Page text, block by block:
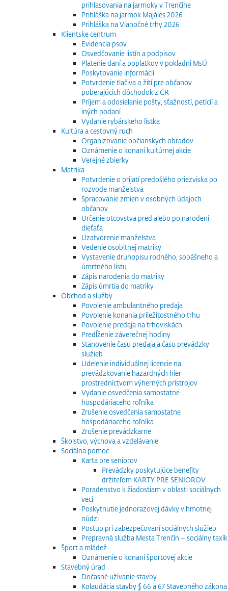
prihlasovania na jarmoky v Trenčíne
Prihláška na jarmok Majáles 2026
Prihláška na Vianočné trhy 2026
Klientske centrum
Evidencia psov
Osvedčovanie listín a podpisov
Platenie daní a poplatkov v pokladni MsÚ
Poskytovanie informácií
Potvrdenie tlačiva o žití pre občanov
poberajúcich dôchodok z ČR
Príjem a odosielanie pošty, sťažností, petícií a
iných podaní
Vydanie rybárskeho lístka
Kultúra a cestovný ruch
Organizovanie občianskych obradov
Oznámenie o konaní kultúrnej akcie
Verejné zbierky
Matrika
Potvrdenie o prijatí predošlého priezviska po
rozvode manželstva
Spracovanie zmien v osobných údajoch
občanov
Určenie otcovstva pred alebo po narodení
dieťaťa
Uzatvorenie manželstva
Vedenie osobitnej matriky
Vystavenie druhopisu rodného, sobášneho a
úmrtného listu
Zápis narodenia do matriky
Zápis úmrtia do matriky
Obchod a služby
Povolenie ambulantného predaja
Povolenie konania príležitostného trhu
Povolenie predaja na trhoviskách
Predĺženie záverečnej hodiny
Stanovenie času predaja a času prevádzky
služieb
Udelenie individuálnej licencie na
prevádzkovanie hazardných hier
prostredníctvom výherných prístrojov
Vydanie osvedčenia samostatne
hospodáriaceho roľníka
Zrušenie osvedčenia samostatne
hospodáriaceho roľníka
Zrušenie prevádzkarne
Školstvo, výchova a vzdelávanie
Sociálna pomoc
Karta pre seniorov
Prevádzky poskytujúce benefity
držiteľom KARTY PRE SENIOROV
Poradenstvo k žiadostiam v oblasti sociálnych
vecí
Poskytnutie jednorazovej dávky v hmotnej
núdzi
Postup pri zabezpečovaní sociálnych služieb
Prepravná služba Mesta Trenčín – sociálny taxík
Šport a mládež
Oznámenie o konaní športovej akcie
Stavebný úrad
Dočasné užívanie stavby
Kolaudácia stavby § 66 a 67 Stavebného zákona